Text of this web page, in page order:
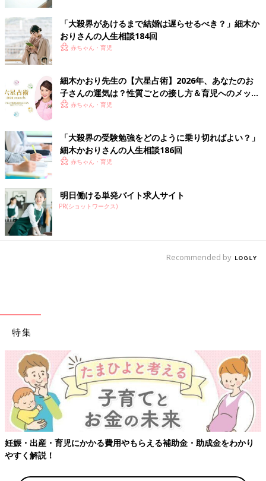
星占術をヒントにより幸せな人生を」を柱とした講演会を行い、
さまざまな世代に、六星占術をどのように活かせるかを伝えてい
る。著書に『六星占術によるあなたの運命』、ほかに母・数子と
の共著で『新版 幸せになるため先祖の祀り方』『六星占術によ
るあなたの宿命』（すべて飛鳥新社刊）がある。また、2019年2
月にテレビ初出演を果たし、同年5月には初の冠番組を持ち、大
きな反響を得る。講演会の予定などは公式ホームページ
officehosoki.comに掲載、日々の活動は
（kaori_hosoki_official）
細木かおり 親と子の六星占術１（別サイトへ移動します）
細木かおり先生への相談を募集します！
ご自身のこと、子育てのこと、パートナーとのこと、ママ友との
こと、仕事のことなど、たまひよ読者皆さんの様々な悩みに対し
て、【六星占術】をもとに細木かおり先生からアドバイスをいた
だけます。いただいた相談内容から先生が選んだお悩みにアドバ
イスをいただき、たまひよの記事として公開される予定です。
「夫に3ヶ月ほど無視
されています」細木
かおりさんの人生相
談第72回
一覧
次の話
「夫以外の好きな人と
一緒になりたい」細木
かおりさんの人生相談
第74回
「大殺界があけるまで結婚は遅らせるべき？」細木か
おりさんの人生相談184回
赤ちゃん・育児
細木かおり先生の【六星占術】2026年、あなたのお
子さんの運気は？性質ごとの接し方＆育児へのメッセ
ージ赤ちゃん・育児
「大殺界の受験勉強をどのように乗り切ればよい？」
細木かおりさんの人生相談186回
赤ちゃん・育児
明日働ける単発バイト求人サイト
PR(ショットワークス)
Recommended by
特集
妊娠・出産・育児にかかる費用やもらえる補助金・助成金をわかり
やすく解説！